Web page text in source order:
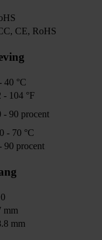
CE, RoHS
40 °C
- 104 °F
- 90 procent
- 70 °C
90 procent
mm
mm